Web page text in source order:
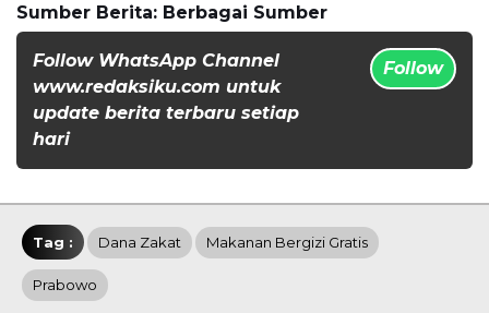
Sumber Berita: Berbagai Sumber
Follow WhatsApp Channel
www.redaksiku.com untuk
update berita terbaru setiap
hari
Follow
Tag : Dana Zakat Makanan Bergizi Gratis
Prabowo